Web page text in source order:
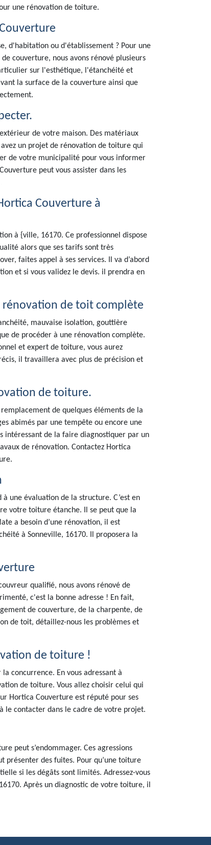
une rénovation de toiture.
d'habitation ou d'établissement ? Pour une
couverture, nous avons rénové plusieurs
sur l'esthétique, l'étanchéité et
la surface de la couverture ainsi que
de votre maison. Des matériaux
un projet de rénovation de toiture qui
de votre municipalité pour vous informer
peut vous assister dans les
Couverture à
à {ville, 16170. Ce professionnel dispose
alors que ses tarifs sont très
faites appel à ses services. Il va d’abord
et si vous validez le devis. il prendra en
de toit complète
mauvaise isolation, gouttière
de procéder à une rénovation complète.
et expert de toiture, vous aurez
il travaillera avec plus de précision et
de toiture.
de quelques éléments de la
abimés par une tempête ou encore une
de la faire diagnostiquer par un
de rénovation. Contactez Hortica
une évaluation de la structure. C’est en
votre toiture étanche. Il se peut que la
a besoin d’une rénovation, il est
à Sonneville, 16170. Il proposera la
qualifié, nous avons rénové de
c'est la bonne adresse ! En fait,
de couverture, de la charpente, de
de toit, détaillez-nous les problèmes et
de toiture !
concurrence. En vous adressant à
de toiture. Vous allez choisir celui qui
Hortica Couverture est réputé pour ses
le contacter dans le cadre de votre projet.
peut s’endommager. Ces agressions
présenter des fuites. Pour qu’une toiture
si les dégâts sont limités. Adressez-vous
Après un diagnostic de votre toiture, il